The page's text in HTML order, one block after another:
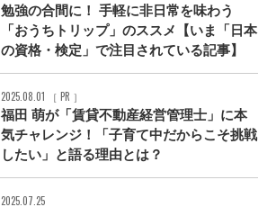
勉強の合間に！ 手軽に非日常を味わう
「おうちトリップ」のススメ【いま「日本
の資格・検定」で注目されている記事】
2025.08.01 ［ PR ］
福田 萌が「賃貸不動産経営管理士」に本
気チャレンジ！「子育て中だからこそ挑戦
したい」と語る理由とは？
2025.07.25